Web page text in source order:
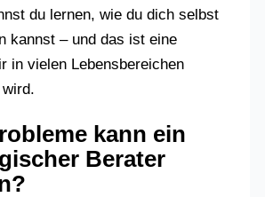
du lernen, wie du dich selbst
kannst – und das ist eine
in vielen Lebensbereichen
kann ein
Berater